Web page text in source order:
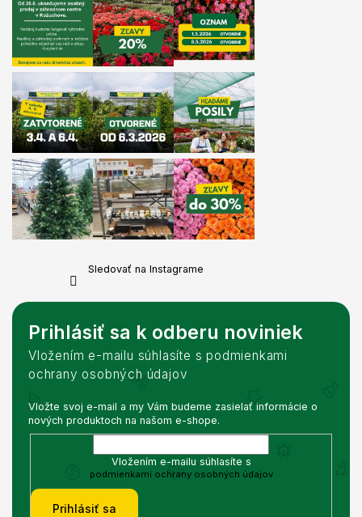
Sledovať na Instagrame
Prihlásiť sa k odberu noviniek
Vložením e-mailu súhlasíte s podmienkami
ochrany osobných údajov
Vložte svoj e-mail a my Vám budeme zasielať informácie o
nových produktoch na našom e-shope.
Vložením e-mailu súhlasíte s
podmienkami ochrany osobných údajov
Prihlásiť sa